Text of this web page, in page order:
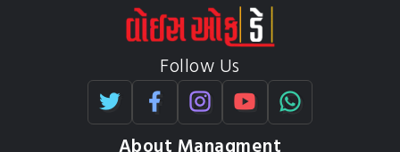
Follow Us
About Managment